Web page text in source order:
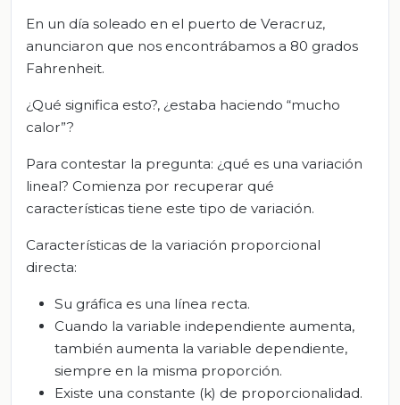
En un día soleado en el puerto de Veracruz,
anunciaron que nos encontrábamos a 80 grados
Fahrenheit.
¿Qué significa esto?, ¿estaba haciendo “mucho
calor”?
Para contestar la pregunta: ¿qué es una variación
lineal? Comienza por recuperar qué
características tiene este tipo de variación.
Características de la variación proporcional
directa:
Su gráfica es una línea recta.
Cuando la variable independiente aumenta,
también aumenta la variable dependiente,
siempre en la misma proporción.
Existe una constante (k) de proporcionalidad.